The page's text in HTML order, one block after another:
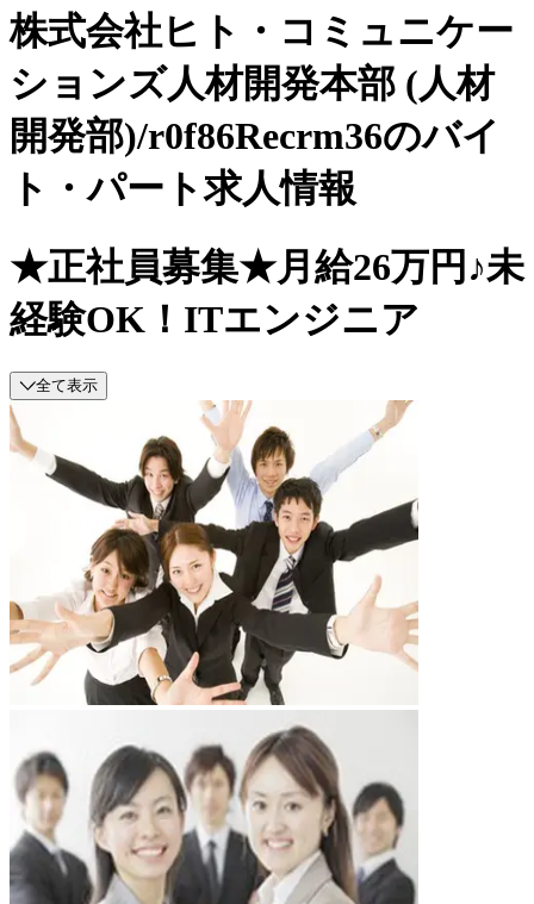
株式会社ヒト・コミュニケー
ションズ人材開発本部 (人材
開発部)/r0f86Recrm36のバイ
ト・パート求人情報
★正社員募集★月給26万円♪未
経験OK！ITエンジニア
全て表示